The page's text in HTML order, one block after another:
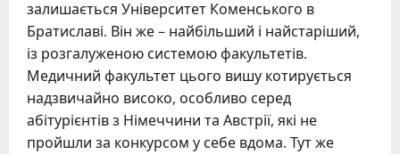
залишається Університет Коменського в
Братиславі. Він же – найбільший і найстаріший,
із розгалуженою системою факультетів.
Медичний факультет цього вишу котирується
надзвичайно високо, особливо серед
абітурієнтів з Німеччини та Австрії, які не
пройшли за конкурсом у себе вдома. Тут же